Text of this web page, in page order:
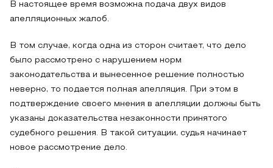
В настоящее время возможна подача двух видов
апелляционных жалоб.
В том случае, когда одна из сторон считает, что дело
было рассмотрено с нарушением норм
законодательства и вынесенное решение полностью
неверно, то подается полная апелляция. При этом в
подтверждение своего мнения в апелляции должны быть
указаны доказательства незаконности принятого
судебного решения. В такой ситуации, судья начинает
новое рассмотрение дело.